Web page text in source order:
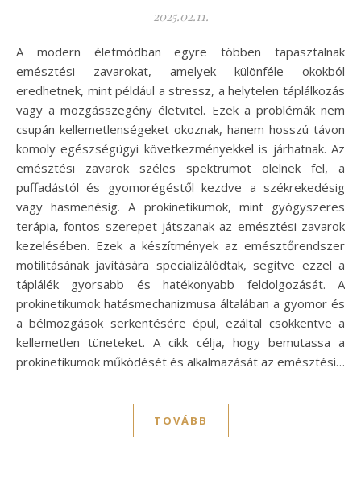
2025.02.11.
A modern életmódban egyre többen tapasztalnak
emésztési zavarokat, amelyek különféle okokból
eredhetnek, mint például a stressz, a helytelen táplálkozás
vagy a mozgásszegény életvitel. Ezek a problémák nem
csupán kellemetlenségeket okoznak, hanem hosszú távon
komoly egészségügyi következményekkel is járhatnak. Az
emésztési zavarok széles spektrumot ölelnek fel, a
puffadástól és gyomorégéstől kezdve a székrekedésig
vagy hasmenésig. A prokinetikumok, mint gyógyszeres
terápia, fontos szerepet játszanak az emésztési zavarok
kezelésében. Ezek a készítmények az emésztőrendszer
motilitásának javítására specializálódtak, segítve ezzel a
táplálék gyorsabb és hatékonyabb feldolgozását. A
prokinetikumok hatásmechanizmusa általában a gyomor és
a bélmozgások serkentésére épül, ezáltal csökkentve a
kellemetlen tüneteket. A cikk célja, hogy bemutassa a
prokinetikumok működését és alkalmazását az emésztési…
TOVÁBB